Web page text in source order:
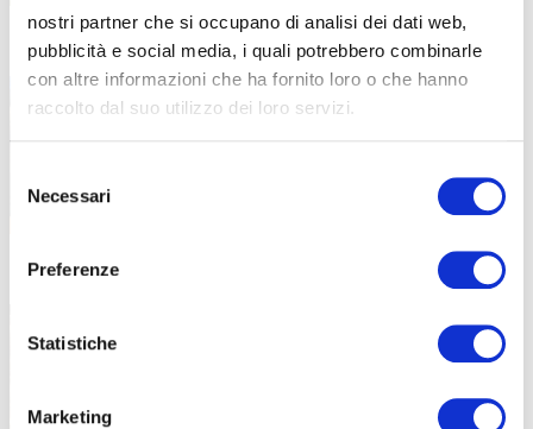
nostri partner che si occupano di analisi dei dati web,
pubblicità e social media, i quali potrebbero combinarle
con altre informazioni che ha fornito loro o che hanno
raccolto dal suo utilizzo dei loro servizi.
delNecessari
Preferenze
Statistiche
Marketing
26 Maggio 2026 Insieme contro le dipendenze
Gli allievi di ABF promuovono la cultura della
prevenzione Unplugged:
19 Maggio 2026
Laboratorio di pasticceria “Baby
Una mattinata all’insegna del divertimento in